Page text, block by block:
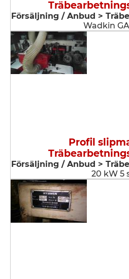
Försäljning / Anbud >
Wadkin
Profil
Försäljning / Anbud >
20 kW 5